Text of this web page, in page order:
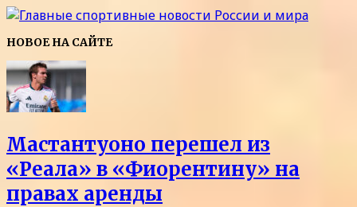
НОВОЕ НА САЙТЕ
Мастантуоно перешел из
«Реала» в «Фиорентину» на
правах аренды